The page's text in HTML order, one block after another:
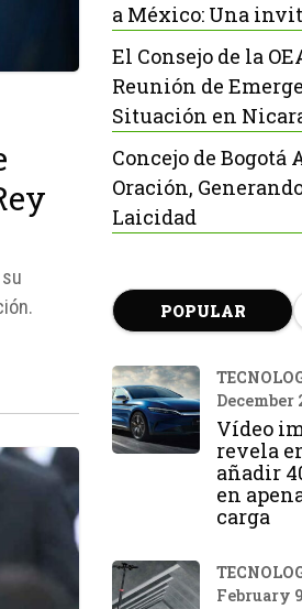
a México: Una
El Consejo de la
Reunión de
Situación en
Concejo de Bogotá
Oración,
Laicidad
POPULAR
December
Vídeo
revela
añadir
en
carga
February